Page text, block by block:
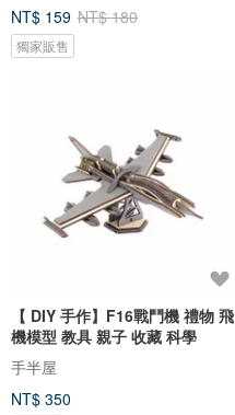
NT$ 159 NT$ 180
獨家販售
【 DIY 手作】F16戰鬥機 禮物 飛
機模型 教具 親子 收藏 科學
手半屋
NT$ 350